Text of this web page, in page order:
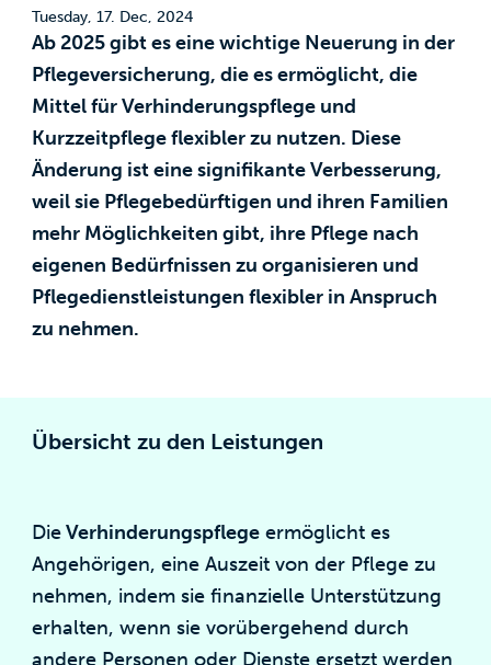
Tuesday, 17. Dec, 2024
Ab 2025 gibt es eine wichtige Neuerung in der
Pflegeversicherung, die es ermöglicht, die
Mittel für Verhinderungspflege und
Kurzzeitpflege flexibler zu nutzen. Diese
Änderung ist eine signifikante Verbesserung,
weil sie Pflegebedürftigen und ihren Familien
mehr Möglichkeiten gibt, ihre Pflege nach
eigenen Bedürfnissen zu organisieren und
Pflegedienstleistungen flexibler in Anspruch
zu nehmen.
Übersicht zu den Leistungen
DieVerhinderungspflege ermöglicht es
Angehörigen, eine Auszeit von der Pflege zu
nehmen, indem sie finanzielle Unterstützung
erhalten, wenn sie vorübergehend durch
andere Personen oder Dienste ersetzt werden